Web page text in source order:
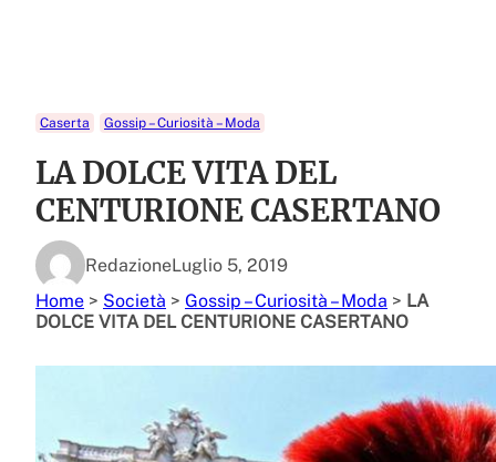
Caserta Gossip – Curiosità – Moda
LA DOLCE VITA DEL
CENTURIONE CASERTANO
RedazioneLuglio 5, 2019
Home > Società > Gossip – Curiosità – Moda > LA
DOLCE VITA DEL CENTURIONE CASERTANO